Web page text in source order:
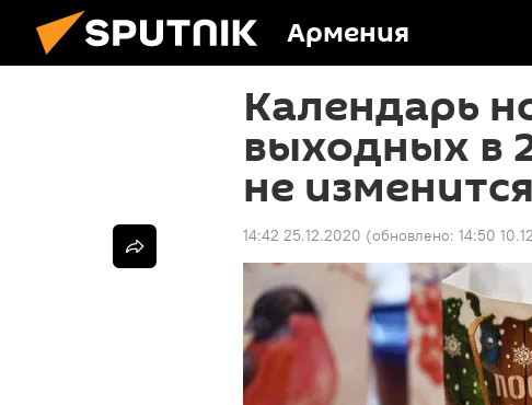
Армения
Календарь
выходных в
не изменится
14:42 25.12.2020 (обновлено: 14:50